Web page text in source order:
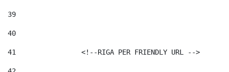
39
40
41
                <!--RIGA PER FRIENDLY URL -->